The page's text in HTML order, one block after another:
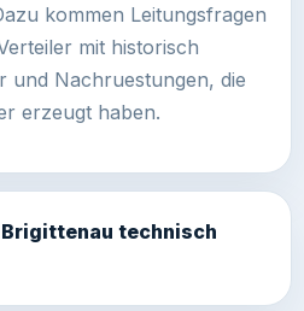
kommen Leitungsfragen
mit historisch
und Nachruestungen, die
erzeugt haben.
technisch